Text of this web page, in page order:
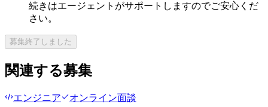
続きはエージェントがサポートしますのでご安心くだ
さい。
募集終了しました
関連する募集
エンジニア オンライン面談